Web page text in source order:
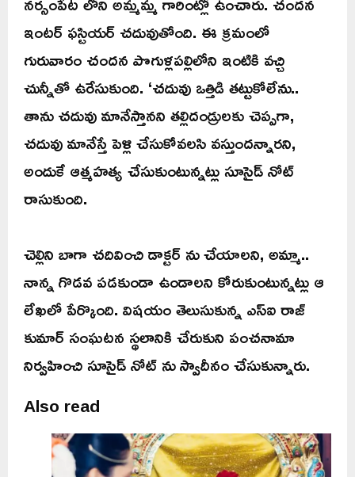
ఇంటర్ ఫస్టియర్ చదువుతోంది. ఈ క్రమంలో
గురువారం చందన పొగుళ్లపల్లిలోని ఇంటికి వచ్చి
చున్నీతో ఉరేసుకుంది. ‘చదువు ఒత్తిడి తట్టుకోలేను..
తాను చదువు మానేస్తానని తల్లిదండ్రులకు చెప్పగా,
చదువు మానేస్తే పెళ్లి చేసుకోవలసి వస్తుందన్నారని,
అందుకే ఆత్మహత్య చేసుకుంటున్నట్లు సూసైడ్ నోట్
రాసుకుంది.
చెల్లిని బాగా చదివించి డాక్టర్ ను చేయాలని, అమ్మా..
నాన్న గొడవ పడకుండా ఉండాలని కోరుకుంటున్నట్లు ఆ
లేఖలో పేర్కొంది. విషయం తెలుసుకున్న ఎస్ఐ రాజ్
కుమార్ సంఘటన స్థలానికి చేరుకుని పంచనామా
నిర్వహించి సూసైడ్ నోట్ ను స్వాదీనం చేసుకున్నారు.
Also read